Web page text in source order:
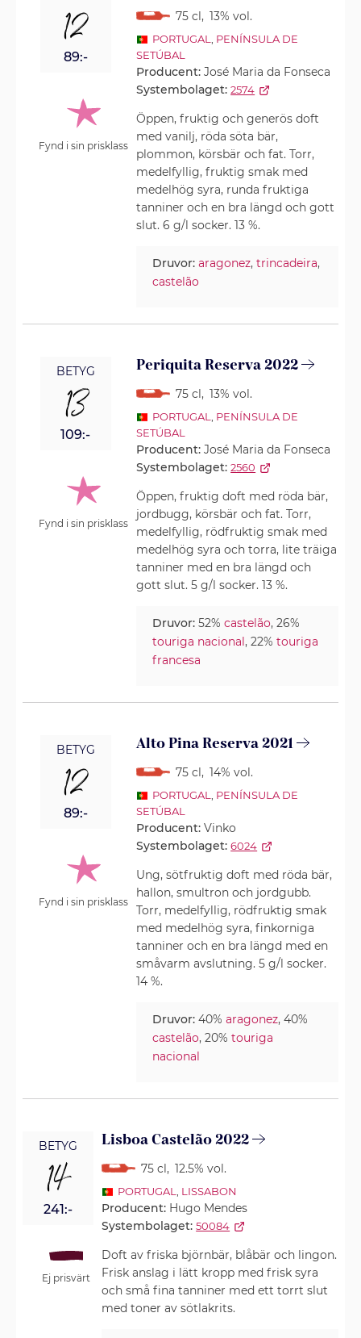
12
89:-
Fynd i sin prisklass
75 cl, 13% vol.
PORTUGAL
PENÍNSULA DE
SETÚBAL
Producent:José Maria da Fonseca
Systembolaget: 2574
Öppen, fruktig och generös doft
med vanilj, röda söta bär,
plommon, körsbär och fat. Torr,
medelfyllig, fruktig smak med
medelhög syra, runda fruktiga
tanniner och en bra längd och gott
slut. 6 g/l socker. 13 %.
Druvor: aragonez,trincadeira,
castelão
BETYG
13
109:-
Fynd i sin prisklass
Periquita Reserva 2022
75 cl, 13% vol.
PORTUGAL
PENÍNSULA DE
SETÚBAL
Producent:José Maria da Fonseca
Systembolaget: 2560
Öppen, fruktig doft med röda bär,
jordbugg, körsbär och fat. Torr,
medelfyllig, rödfruktig smak med
medelhög syra och torra, lite träiga
tanniner med en bra längd och
gott slut. 5 g/l socker. 13 %.
Druvor: 52%castelão, 26%
touriga nacional, 22%touriga
francesa
BETYG
12
89:-
Fynd i sin prisklass
Alto Pina Reserva 2021
75 cl, 14% vol.
PORTUGAL
PENÍNSULA DE
SETÚBAL
Producent:Vinko
Systembolaget: 6024
Ung, sötfruktig doft med röda bär,
hallon, smultron och jordgubb.
Torr, medelfyllig, rödfruktig smak
med medelhög syra, finkorniga
tanniner och en bra längd med en
småvarm avslutning. 5 g/l socker.
14 %.
Druvor: 40%aragonez, 40%
castelão, 20%touriga
nacional
BETYG
14
241:-
Ej prisvärt
Lisboa Castelão 2022
75 cl, 12.5% vol.
PORTUGAL LISSABON
Producent: Hugo Mendes
Systembolaget: 50084
Doft av friska björnbär, blåbär och lingon.
Frisk anslag i lätt kropp med frisk syra
och små fina tanniner med ett torrt slut
med toner av sötlakrits.